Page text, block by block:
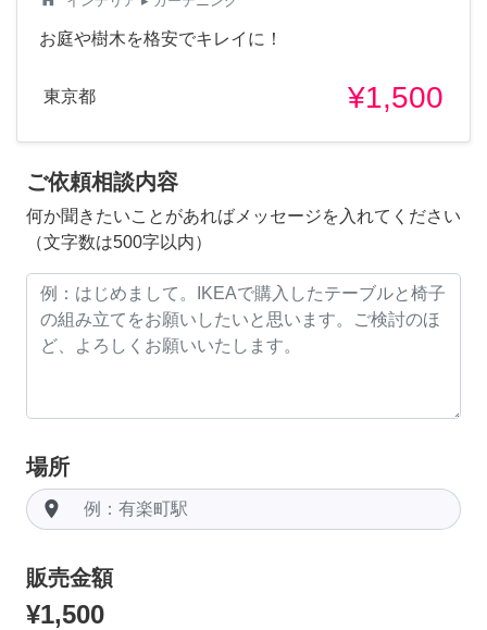
お庭や樹木を格安でキレイに！
東京都 ¥1,500
ご依頼相談内容
何か聞きたいことがあればメッセージを入れてください
（文字数は500字以内）
場所
room
販売金額
¥1,500